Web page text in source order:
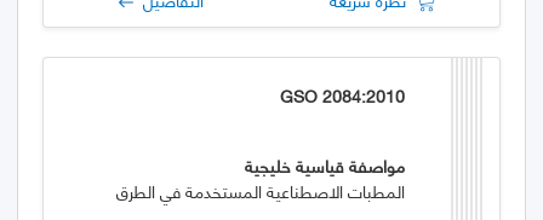
GSO 2084:2010
مواصفة قياسية خليجية
المطبات الاصطناعية المستخدمة في الطرق